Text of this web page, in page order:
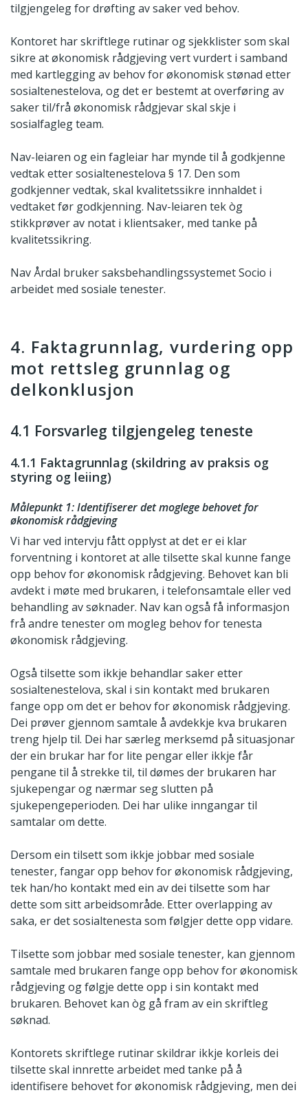
tilgjengeleg for drøfting av saker ved behov.
Kontoret har skriftlege rutinar og sjekklister som skal
sikre at økonomisk rådgjeving vert vurdert i samband
med kartlegging av behov for økonomisk stønad etter
sosialtenestelova, og det er bestemt at overføring av
saker til/frå økonomisk rådgjevar skal skje i
sosialfagleg team.
Nav-leiaren og ein fagleiar har mynde til å godkjenne
vedtak etter sosialtenestelova § 17. Den som
godkjenner vedtak, skal kvalitetssikre innhaldet i
vedtaket før godkjenning. Nav-leiaren tek òg
stikkprøver av notat i klientsaker, med tanke på
kvalitetssikring.
Nav Årdal bruker saksbehandlingssystemet Socio i
arbeidet med sosiale tenester.
4. Faktagrunnlag, vurdering opp
mot rettsleg grunnlag og
delkonklusjon
4.1 Forsvarleg tilgjengeleg teneste
4.1.1 Faktagrunnlag (skildring av praksis og
styring og leiing)
Målepunkt 1: Identifiserer det moglege behovet for
økonomisk rådgjeving
Vi har ved intervju fått opplyst at det er ei klar
forventning i kontoret at alle tilsette skal kunne fange
opp behov for økonomisk rådgjeving. Behovet kan bli
avdekt i møte med brukaren, i telefonsamtale eller ved
behandling av søknader. Nav kan også få informasjon
frå andre tenester om mogleg behov for tenesta
økonomisk rådgjeving.
Også tilsette som ikkje behandlar saker etter
sosialtenestelova, skal i sin kontakt med brukaren
fange opp om det er behov for økonomisk rådgjeving.
Dei prøver gjennom samtale å avdekkje kva brukaren
treng hjelp til. Dei har særleg merksemd på situasjonar
der ein brukar har for lite pengar eller ikkje får
pengane til å strekke til, til dømes der brukaren har
sjukepengar og nærmar seg slutten på
sjukepengeperioden. Dei har ulike inngangar til
samtalar om dette.
Dersom ein tilsett som ikkje jobbar med sosiale
tenester, fangar opp behov for økonomisk rådgjeving,
tek han/ho kontakt med ein av dei tilsette som har
dette som sitt arbeidsområde. Etter overlapping av
saka, er det sosialtenesta som følgjer dette opp vidare.
Tilsette som jobbar med sosiale tenester, kan gjennom
samtale med brukaren fange opp behov for økonomisk
rådgjeving og følgje dette opp i sin kontakt med
brukaren. Behovet kan òg gå fram av ein skriftleg
søknad.
Kontorets skriftlege rutinar skildrar ikkje korleis dei
tilsette skal innrette arbeidet med tanke på å
identifisere behovet for økonomisk rådgjeving, men dei